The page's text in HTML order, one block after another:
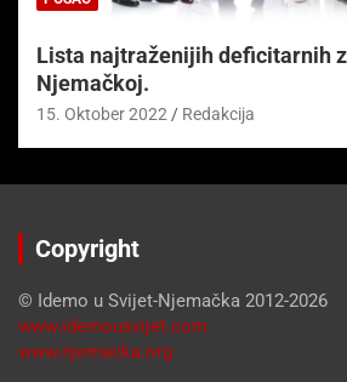
Lista najtraženijih deficitarnih
Njemačkoj.
15. Oktober 2022 Redakcija
Copyright
© Idemo u Svijet-Njemačka 2012-2026
www.idemousvijet.com
www.njemacka.org